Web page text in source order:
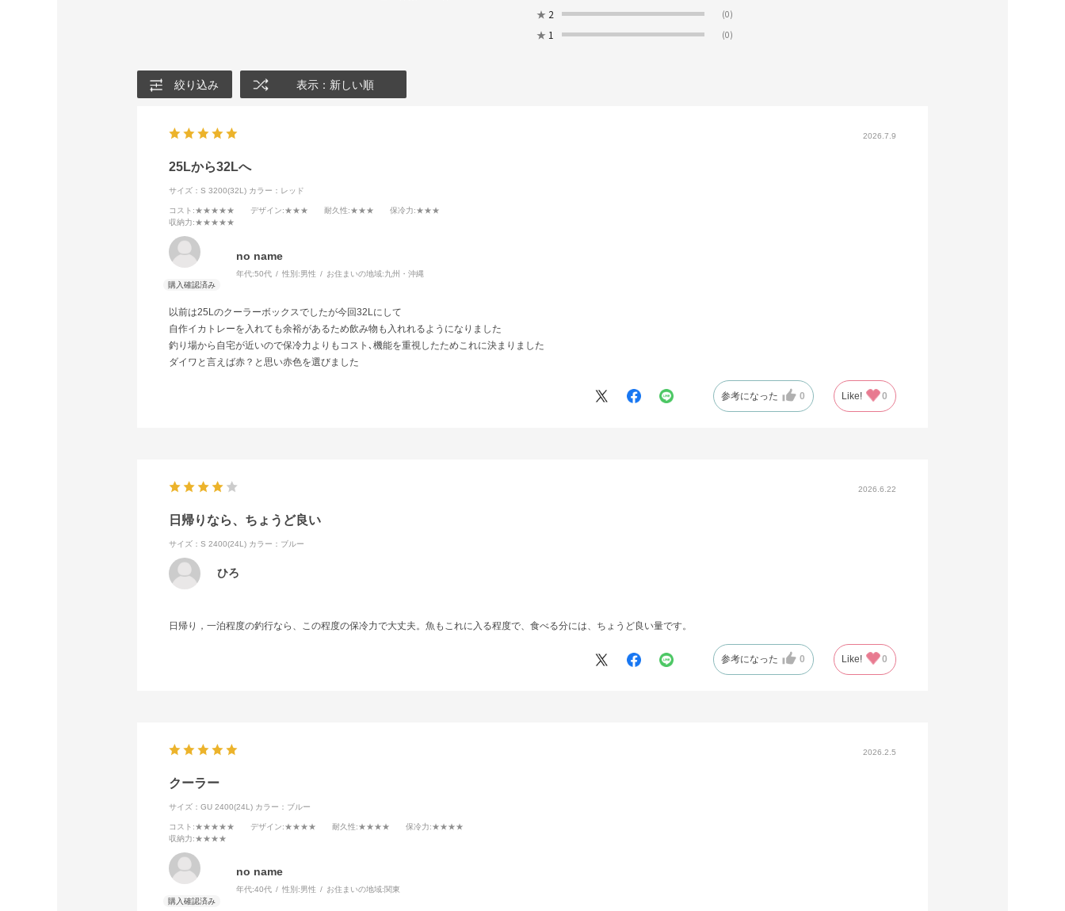
★ 2 (0)
★ 1 (0)
絞り込み 表示：新しい順
2026.7.9
25Lから32Lへ
サイズ：S 3200(32L) カラー：レッド
コスト :★★★★★ デザイン:★★★ 耐久性:★★★ 保冷力:★★★
収納力:★★★★★
no name
年代:50代 性別:男性 お住まいの地域:九州・沖縄
以前は25Lのクーラーボックスでしたが今回32Lにして
自作イカトレーを入れても余裕があるため飲み物も入れれるようになりました
釣り場から自宅が近いので保冷力よりもコスト､機能を重視したためこれに決まりました
ダイワと言えば赤？と思い赤色を選びました
参考になった 0 Like! 0
2026.6.22
日帰りなら、ちょうど良い
サイズ：S 2400(24L) カラー：ブルー
ひろ
日帰り，一泊程度の釣行なら、この程度の保冷力で大丈夫。魚もこれに入る程度で、食べる分には、ちょうど良い量です。
参考になった 0 Like! 0
2026.2.5
クーラー
サイズ：GU 2400(24L) カラー：ブルー
コスト :★★★★★ デザイン:★★★★ 耐久性:★★★★ 保冷力:★★★★
収納力:★★★★
no name
年代:40代 性別:男性 お住まいの地域:関東